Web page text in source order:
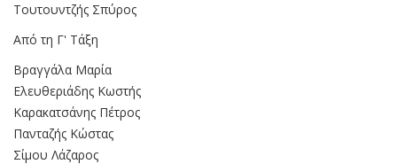
Τουτουντζής Σπύρος
Από τη Γ' Τάξη
Βραγγάλα Μαρία
Ελευθεριάδης Κωστής
Καρακατσάνης Πέτρος
Πανταζής Κώστας
Σίμου Λάζαρος